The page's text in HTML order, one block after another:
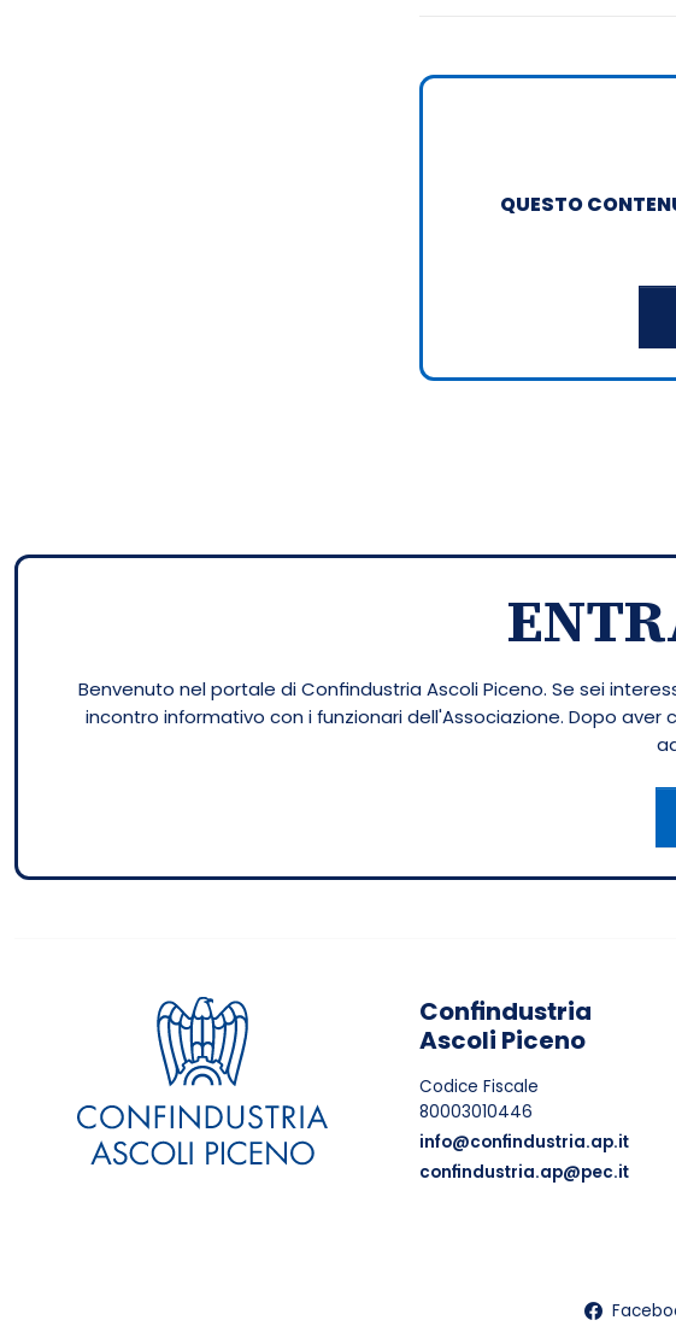
QUESTO
Benvenuto nel portale di Confindustria Ascoli Piceno. Se sei
incontro informativo con i funzionari dell'Associazione. Dopo
Confindustria
Ascoli Piceno
Codice Fiscale
80003010446
info@confindustria.ap.it
confindustria.ap@pec.it